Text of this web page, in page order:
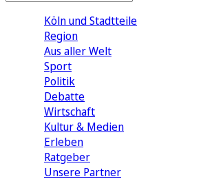
Köln und Stadtteile
Region
Aus aller Welt
Sport
Politik
Debatte
Wirtschaft
Kultur & Medien
Erleben
Ratgeber
Unsere Partner